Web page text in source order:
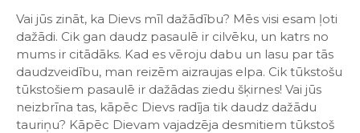
Vai jūs zināt, ka Dievs mīl dažādību? Mēs visi esam ļoti
dažādi. Cik gan daudz pasaulē ir cilvēku, un katrs no
mums ir citādāks. Kad es vēroju dabu un lasu par tās
daudzveidību, man reizēm aizraujas elpa. Cik tūkstošu
tūkstošiem pasaulē ir dažādas ziedu šķirnes! Vai jūs
neizbrīna tas, kāpēc Dievs radīja tik daudz dažādu
tauriņu? Kāpēc Dievam vajadzēja desmitiem tūkstoš